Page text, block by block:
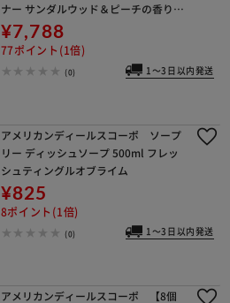
ナー サンダルウッド＆ピーチの香り 7
50ml
¥7,788
77ポイント(1倍)
(0) 1～3日以内発送
アメリカンディールスコーポ ソープ
リー ディッシュソープ 500ml フレッ
シュティングルオブライム
¥825
8ポイント(1倍)
(0) 1～3日以内発送
アメリカンディールスコーポ 【8個